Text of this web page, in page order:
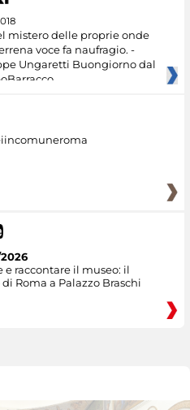
mistero delle proprie onde
voce fa naufragio. -
Ungaretti Buongiorno dal
e raccontare il museo: il
di Roma a Palazzo Braschi